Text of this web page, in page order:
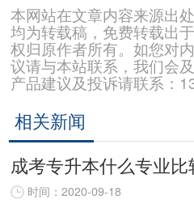
本网站在文章内容来源出
均为转载稿，免费转载出
权归原作者所有。如您对
议请与本站联系，我们会
产品建议及投诉请联系：
相关新闻
成考专升本什么专业
时间：2020-09-18